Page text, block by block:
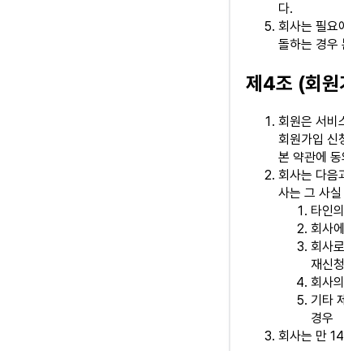
다.
회사는 필요
돌하는 경우
제4조 (회원
회원은 서비
회원가입 신
본 약관에
회사는 다음
사는 그 사
타인
회사
회사
재신
회사
기타
경우
회사는 만